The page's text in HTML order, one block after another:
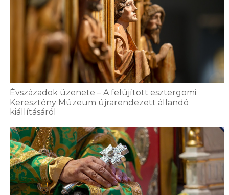
Évszázadok üzenete – A felújított esztergomi
Keresztény Múzeum újrarendezett állandó
kiállításáról